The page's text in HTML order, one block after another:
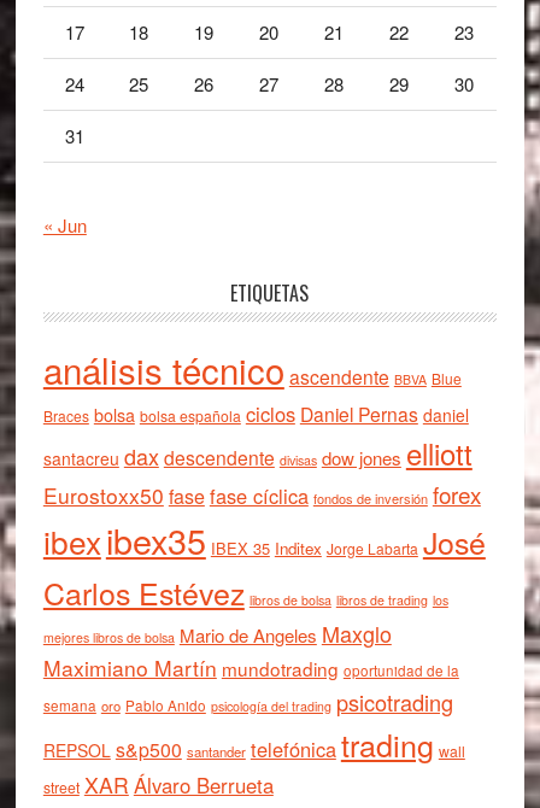
17 18 19 20 21 22 23
24 25 26 27 28 29 30
31
« Jun
ETIQUETAS
análisis técnico ascendente BBVA Blue
Braces bolsa bolsa española ciclos Daniel Pernas daniel
santacreu daxdescendente divisas dow jones elliott
Eurostoxx50 fasefase cíclica fondos de inversión forex
ibexibex35 IBEX 35 Inditex Jorge Labarta José
Carlos Estévez libros de bolsa libros de trading los
mejores libros de bolsa Mario de Angeles Maxglo
Maximiano Martín mundotrading oportunidad de la
semana oro Pablo Anido psicología del trading psicotrading
REPSOL s&p500 santander telefónicatrading wall
street XAR Álvaro Berrueta